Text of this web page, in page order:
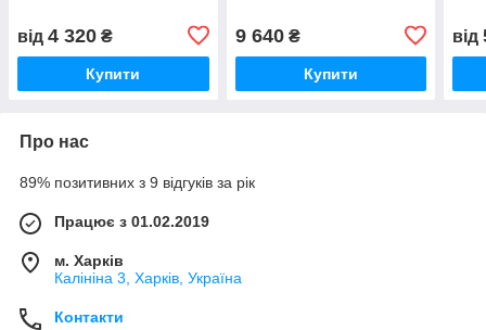
від 4 320 ₴
Купити
9 640₴
Купити
від
Про нас
89% позитивних з 9 відгуків за рік
Працює з 01.02.2019
м. Харків
Калініна 3, Харків, Україна
Контакти